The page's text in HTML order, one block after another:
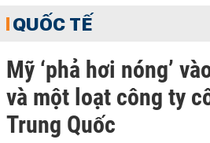
QUỐC TẾ
Mỹ ‘phả hơi nóng’
và một loạt công ty
Trung Quốc